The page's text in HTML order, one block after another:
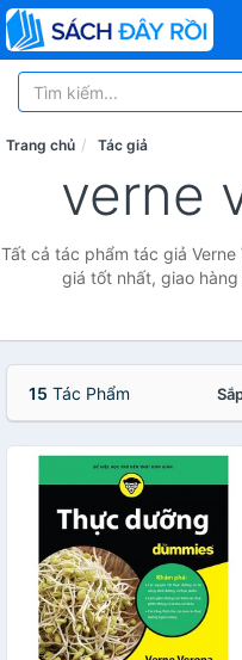
Trang chủ Tác giả
verne
Tất cả tác phẩm tác giả
giá tốt nhất, giao
15 Tác Phẩm